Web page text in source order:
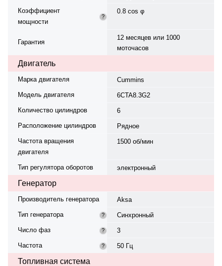
Коэффициент
мощности
?
0.8 cos φ
Гарантия
12 месяцев или 1000
моточасов
Двигатель
Марка двигателя
Cummins
Модель двигателя
6CTA8.3G2
Количество цилиндров
6
Расположение цилиндров
Рядное
Частота вращения
двигателя
1500 об/мин
Тип регулятора оборотов электронный
Генератор
Производитель генератора
Aksa
Тип генератора
?
Синхронный
Число фаз
?
3
Частота
? 50 Гц
Топливная система